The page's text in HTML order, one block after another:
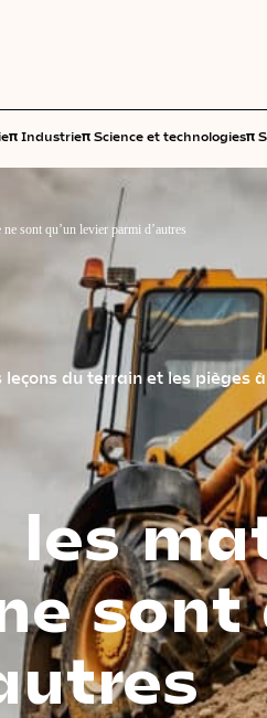
π Industrieπ Science et technologiesπ
sont qu’un levier parmi d’autres
du terrain et les pièges
les
sont